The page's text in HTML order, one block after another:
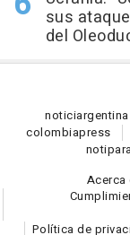
sus
del
noticiargentina
colombiapress
noti
Acerca
Política de